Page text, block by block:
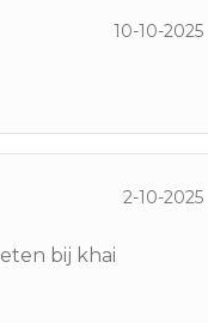
10-10-2025
2-10-2025
bij khai